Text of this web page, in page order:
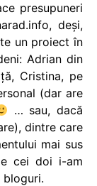
presupuneri
deşi,
un proiect în
Adrian din
Cristina, pe
(dar are
… sau, dacă
dintre care
mai sus
cei doi i-am
bloguri.